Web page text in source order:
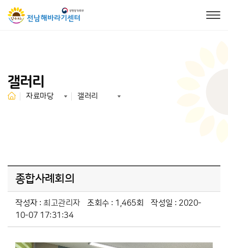
갤러리
자료마당 갤러리
종합사례회의
작성자 : 최고관리자 조회수 : 1,465회
작성일 : 2020-
10-07 17:31:34